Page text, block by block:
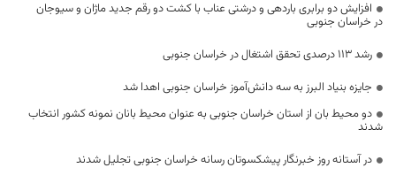
افزایش دو برابری باردهی و درشتی عناب با کشت دو رقم جدید ماژان و سیوجان
در خراسان جنوبی
رشد ۱۱۳ درصدی تحقق اشتغال در خراسان جنوبی
جایزه بنیاد البرز به سه دانش‌آموز خراسان جنوبی اهدا شد
دو محیط بان از استان خراسان جنوبی به عنوان محیط بانان نمونه کشور انتخاب
شدند
در آستانه روز خبرنگار پیشکسوتان رسانه خراسان جنوبی تجلیل شدند